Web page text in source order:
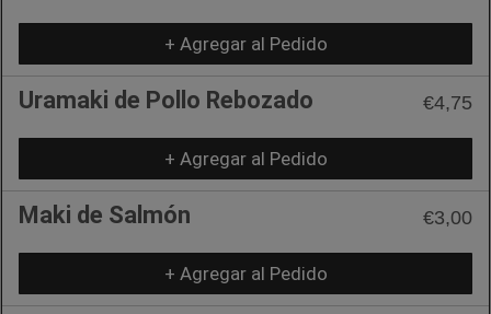
+ Agregar al Pedido
Uramaki de Pollo Rebozado €4,75
+ Agregar al Pedido
Maki de Salmón €3,00
+ Agregar al Pedido